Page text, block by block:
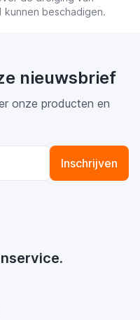
kunnen beschadigen.
nieuwsbrief
onze producten en
Inschrijven